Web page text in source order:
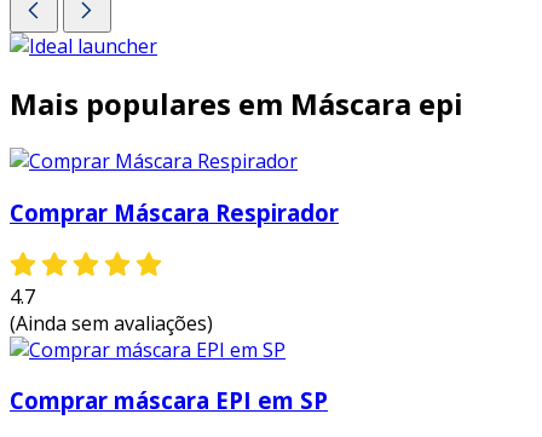
Mais populares em Máscara epi
Comprar Máscara Respirador
4.7
(Ainda sem avaliações)
Comprar máscara EPI em SP